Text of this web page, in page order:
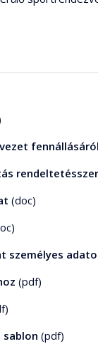
(doc)
személyes
(pdf)
(pdf)